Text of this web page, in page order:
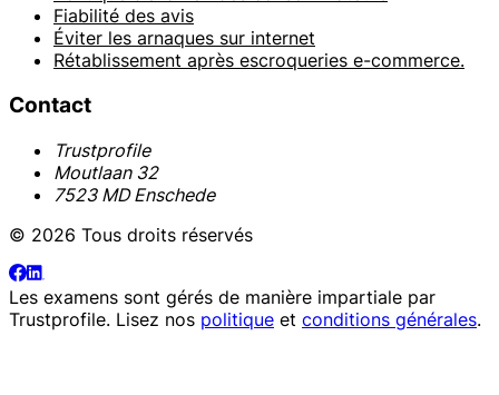
Fiabilité des avis
Éviter les arnaques sur internet
Rétablissement après escroqueries e-commerce.
Contact
Trustprofile
Moutlaan 32
7523 MD Enschede
© 2026 Tous droits réservés
Les examens sont gérés de manière impartiale par
Trustprofile. Lisez nos politique et conditions générales.